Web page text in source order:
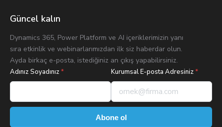
Güncel kalın
Dynamics 365, Power Platform ve AI içeriklerimizin yanı
sıra etkinlik ve webinarlarımızdan ilk siz haberdar olun.
Ayda birkaç e-posta, istediğiniz an çıkış yapabilirsiniz.
Adınız Soyadınız* Kurumsal E-posta Adresiniz*
Abone ol